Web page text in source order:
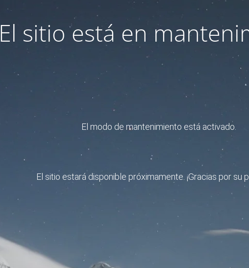
El sitio está en
El modo de mantenimiento está activado.
El sitio estará disponible próximamente. ¡Gracias por su